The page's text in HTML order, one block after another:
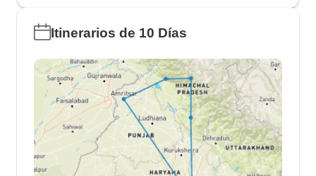
Itinerarios de 10 Días